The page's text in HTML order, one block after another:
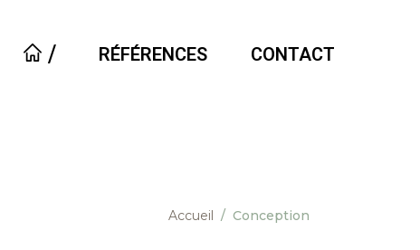
⧸ RÉFÉRENCES CONTACT
Accueil / Conception